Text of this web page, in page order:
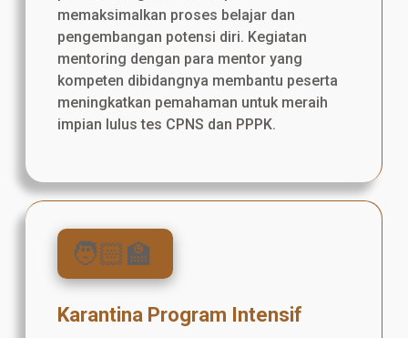
memaksimalkan proses belajar dan
pengembangan potensi diri. Kegiatan
mentoring dengan para mentor yang
kompeten dibidangnya membantu peserta
meningkatkan pemahaman untuk meraih
impian lulus tes CPNS dan PPPK.
🧑🏻‍🏫
Karantina Program Intensif